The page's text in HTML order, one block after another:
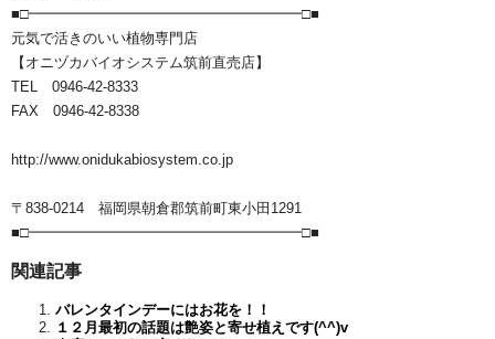
■□━━━━━━━━━━━━━━━━━━━□■
元気で活きのいい植物専門店
【オニヅカバイオシステム筑前直売店】
TEL 0946-42-8333
FAX 0946-42-8338
http://www.onidukabiosystem.co.jp
〒838-0214 福岡県朝倉郡筑前町東小田1291
■□━━━━━━━━━━━━━━━━━━━□■
関連記事
バレンタインデーにはお花を！！
１２月最初の話題は艶姿と寄せ植えです(^^)v